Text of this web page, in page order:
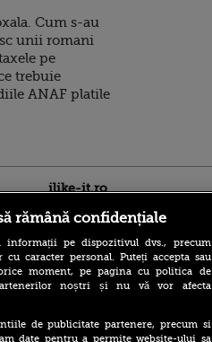
Cum s-au
unii romani
pe
trebuie
ANAF platile
o
ilike-it.ro
rămână confidențiale
informații pe dispozitivul dvs., precum
caracter personal. Puteți accepta sau
moment, pe pagina cu politica de
noștri și nu vă vor afecta
de publicitate partenere, precum si
date pentru a permite website-ului sa